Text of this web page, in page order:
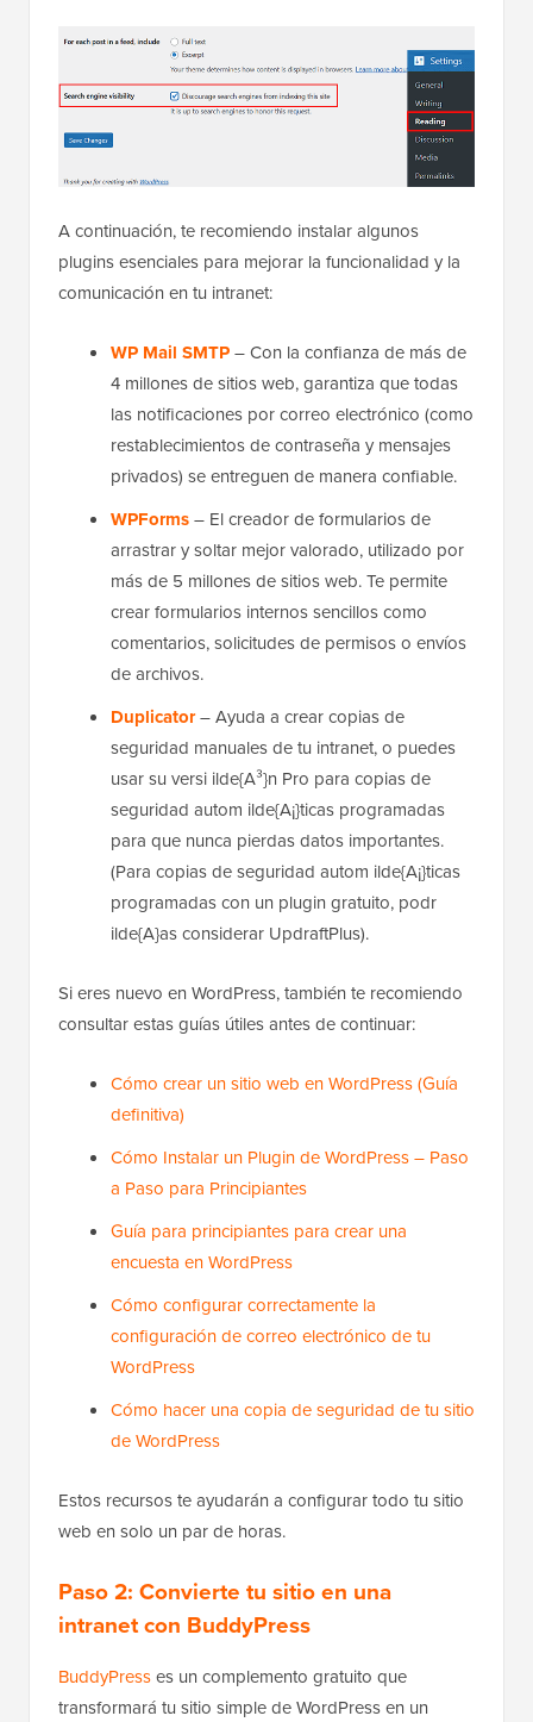
A continuación, te recomiendo instalar algunos
plugins esenciales para mejorar la funcionalidad y la
comunicación en tu intranet:
WP Mail SMTP– Con la confianza de más de
4 millones de sitios web, garantiza que todas
las notificaciones por correo electrónico (como
restablecimientos de contraseña y mensajes
privados) se entreguen de manera confiable.
WPForms– El creador de formularios de
arrastrar y soltar mejor valorado, utilizado por
más de 5 millones de sitios web. Te permite
crear formularios internos sencillos como
comentarios, solicitudes de permisos o envíos
de archivos.
Duplicator– Ayuda a crear copias de
seguridad manuales de tu intranet, o puedes
usar su versi ilde{A³}n Pro para copias de
seguridad autom ilde{A¡}ticas programadas
para que nunca pierdas datos importantes.
(Para copias de seguridad autom ilde{A¡}ticas
programadas con un plugin gratuito, podr
ilde{A­}as considerar UpdraftPlus).
Si eres nuevo en WordPress, también te recomiendo
consultar estas guías útiles antes de continuar:
Cómo crear un sitio web en WordPress (Guía
definitiva)
Cómo Instalar un Plugin de WordPress – Paso
a Paso para Principiantes
Guía para principiantes para crear una
encuesta en WordPress
Cómo configurar correctamente la
configuración de correo electrónico de tu
WordPress
Cómo hacer una copia de seguridad de tu sitio
de WordPress
Estos recursos te ayudarán a configurar todo tu sitio
web en solo un par de horas.
Paso 2: Convierte tu sitio en una
intranet con BuddyPress
BuddyPresses un complemento gratuito que
transformará tu sitio simple de WordPress en un